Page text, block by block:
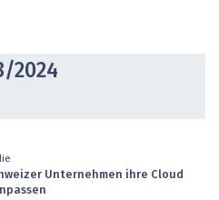
2024
Unternehmen ihre Cloud